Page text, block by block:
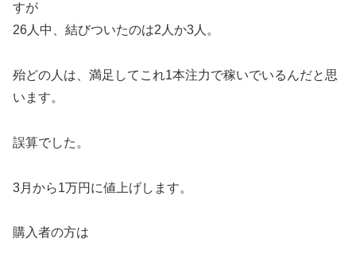
すが
26人中、結びついたのは2人か3人。
殆どの人は、満足してこれ1本注力で稼いでいるんだと思
います。
誤算でした。
3月から1万円に値上げします。
購入者の方は